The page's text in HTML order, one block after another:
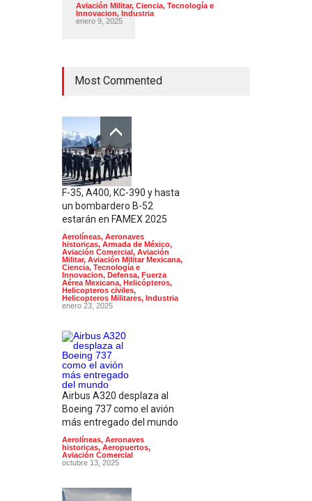
Aviación Militar, Ciencia, Tecnología e
Innovacion, Industria
enero 9, 2025
Most Commented
F-35, A400, KC-390 y hasta
un bombardero B-52
estarán en FAMEX 2025
Aerolíneas, Aeronaves
historicas, Armada de México,
Aviación Comercial, Aviación
Militar, Aviación Militar Mexicana,
Ciencia, Tecnología e
Innovacion, Defensa, Fuerza
Aérea Mexicana, Helicópteros,
Helicopteros civiles,
Helicopteros Militares, Industria
enero 23, 2025
Airbus A320 desplaza al
Boeing 737 como el avión
más entregado del mundo
Aerolíneas, Aeronaves
historicas, Aeropuertos,
Aviación Comercial
octubre 13, 2025